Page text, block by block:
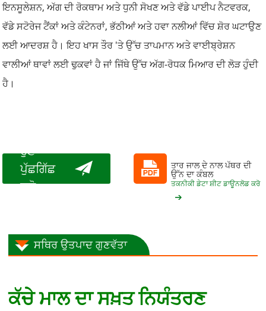
ਇਨਸੂਲੇਸ਼ਨ, ਅੱਗ ਦੀ ਰੋਕਥਾਮ ਅਤੇ ਧੁਨੀ ਸੋਖਣ ਅਤੇ ਵੱਡੇ ਪਾਈਪ ਨੈਟਵਰਕ,
ਵੱਡੇ ਸਟੋਰੇਜ ਟੈਂਕਾਂ ਅਤੇ ਕੰਟੇਨਰਾਂ, ਭੱਠੀਆਂ ਅਤੇ ਹਵਾ ਨਲੀਆਂ ਵਿੱਚ ਸ਼ੋਰ ਘਟਾਉਣ
ਲਈ ਆਦਰਸ਼ ਹੈ। ਇਹ ਖਾਸ ਤੌਰ 'ਤੇ ਉੱਚ ਤਾਪਮਾਨ ਅਤੇ ਵਾਈਬ੍ਰੇਸ਼ਨ
ਵਾਲੀਆਂ ਥਾਵਾਂ ਲਈ ਢੁਕਵਾਂ ਹੈ ਜਾਂ ਜਿੱਥੇ ਉੱਚ ਅੱਗ-ਰੋਧਕ ਮਿਆਰ ਦੀ ਲੋੜ ਹੁੰਦੀ
ਹੈ।
ਹੁਣੇ
ਪੁੱਛਗਿੱਛ
ਕਰੋ
ਤਾਰ ਜਾਲ ਦੇ ਨਾਲ ਪੱਥਰ ਦੀ
ਉੱਨ ਦਾ ਕੰਬਲ
ਤਕਨੀਕੀ ਡੇਟਾ ਸ਼ੀਟ ਡਾਊਨਲੋਡ ਕਰੋ
ਸਥਿਰ ਉਤਪਾਦ ਗੁਣਵੱਤਾ
ਕੱਚੇ ਮਾਲ ਦਾ ਸਖ਼ਤ ਨਿਯੰਤਰਣ